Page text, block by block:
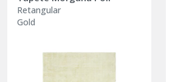
Retangular
Gold